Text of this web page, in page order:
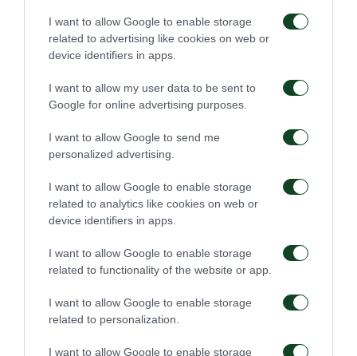
I want to allow Google to enable storage
related to advertising like cookies on web or
device identifiers in apps.
I want to allow my user data to be sent to
Google for online advertising purposes.
I want to allow Google to send me
personalized advertising.
I want to allow Google to enable storage
related to analytics like cookies on web or
device identifiers in apps.
I want to allow Google to enable storage
related to functionality of the website or app.
I want to allow Google to enable storage
related to personalization.
I want to allow Google to enable storage
46'
ΑΛΛΑΓΗ
ΓΙΟΥΡΙ ΛΟΝΤΙΓΚΙΝ
Αλλαγή για τον Παναθηναϊκό. Στη θέση του Ντραγκόφσκι,
μπαίνει ο Λοντίγκιν.
46'
ΑΛΛΑΓΗ
ΕΛΤΟΝ ΦΙΚΑΪ
Αλλαγή για τον Παναθηναϊκό. Στη θέση του Βαγιαννίδη,
μπαίνει ο Φικάι.